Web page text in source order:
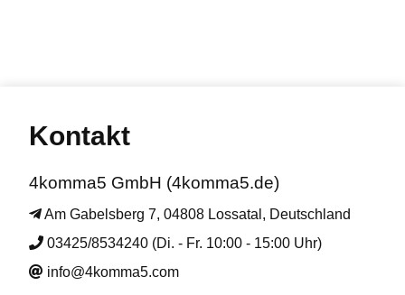
Kontakt
4komma5 GmbH (4komma5.de)
Am Gabelsberg 7, 04808 Lossatal, Deutschland
03425/8534240 (Di. - Fr. 10:00 - 15:00 Uhr)
info@4komma5.com